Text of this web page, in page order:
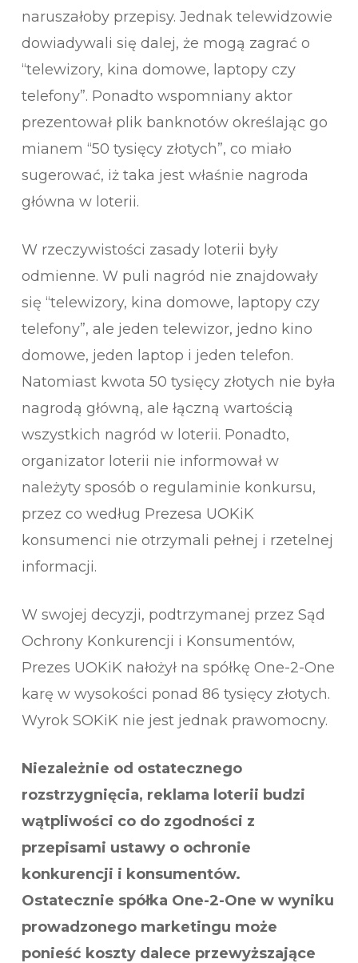
naruszałoby przepisy. Jednak telewidzowie
dowiadywali się dalej, że mogą zagrać o
“telewizory, kina domowe, laptopy czy
telefony”. Ponadto wspomniany aktor
prezentował plik banknotów określając go
mianem “50 tysięcy złotych”, co miało
sugerować, iż taka jest właśnie nagroda
główna w loterii.
W rzeczywistości zasady loterii były
odmienne. W puli nagród nie znajdowały
się “telewizory, kina domowe, laptopy czy
telefony”, ale jeden telewizor, jedno kino
domowe, jeden laptop i jeden telefon.
Natomiast kwota 50 tysięcy złotych nie była
nagrodą główną, ale łączną wartością
wszystkich nagród w loterii. Ponadto,
organizator loterii nie informował w
należyty sposób o regulaminie konkursu,
przez co według Prezesa UOKiK
konsumenci nie otrzymali pełnej i rzetelnej
informacji.
W swojej decyzji, podtrzymanej przez Sąd
Ochrony Konkurencji i Konsumentów,
Prezes UOKiK nałożył na spółkę One-2-One
karę w wysokości ponad 86 tysięcy złotych.
Wyrok SOKiK nie jest jednak prawomocny.
Niezależnie od ostatecznego
rozstrzygnięcia, reklama loterii budzi
wątpliwości co do zgodności z
przepisami ustawy o ochronie
konkurencji i konsumentów.
Ostatecznie spółka One-2-One w wyniku
prowadzonego marketingu może
ponieść koszty dalece przewyższające